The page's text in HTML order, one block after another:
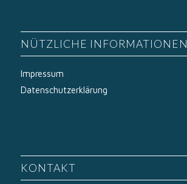
NÜTZLICHE INFORMATIONEN
Impressum
Datenschutzerklärung
KONTAKT